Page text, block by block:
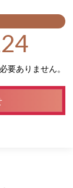
要ありません。